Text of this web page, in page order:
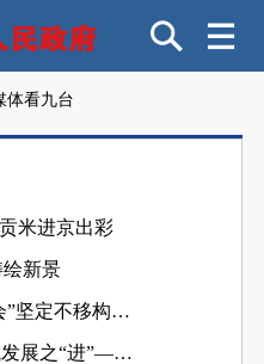
体看九台
米进京出彩
新景
长春市九台区“新春第一会”坚定不移构建“1234”整体格局，打造长吉协同发展战略枢纽，下好关键棋眼
以营商环境之“优” 促县域发展之“进”——从全国“五好”标杆看长春市九台区“安商惠企”实践